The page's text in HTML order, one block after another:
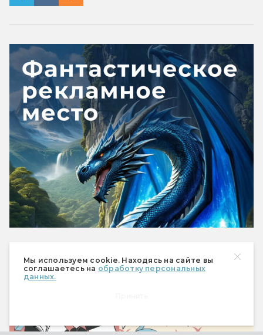
Мы используем cookie. Находясь на сайте вы
соглашаетесь на обработку персональных
данных.
Рекомендуем